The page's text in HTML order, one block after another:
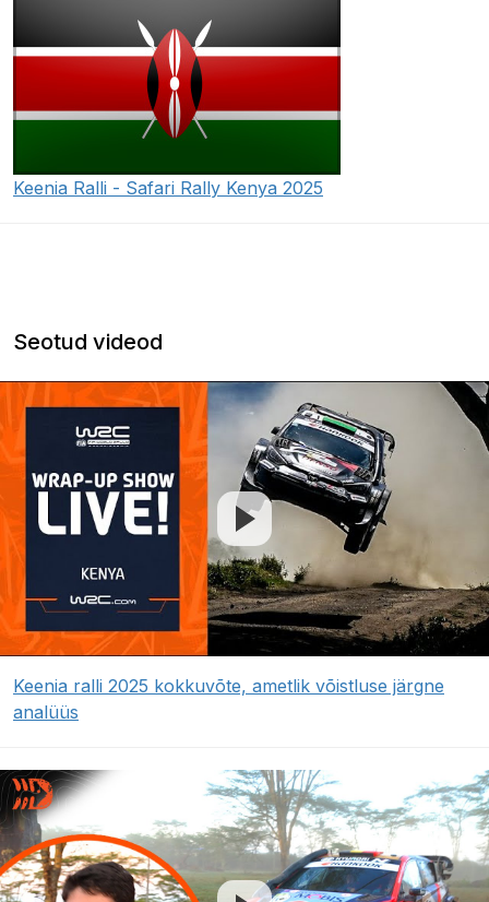
Keenia Ralli - Safari Rally Kenya 2025
Seotud videod
Keenia ralli 2025 kokkuvõte, ametlik võistluse järgne
analüüs